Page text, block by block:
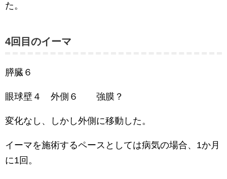
た。
4回目のイーマ
膵臓６
眼球壁４ 外側６ 強膜？
変化なし、しかし外側に移動した。
イーマを施術するペースとしては病気の場合、1か月
に1回。